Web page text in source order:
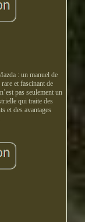
: un manuel de
et fascinant de
pas seulement un
qui traite des
et des avantages